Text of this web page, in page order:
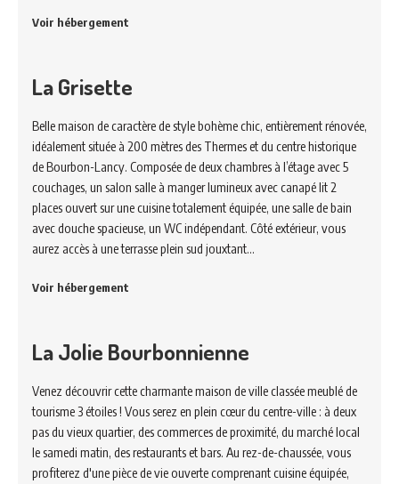
Voir hébergement
La Grisette
Belle maison de caractère de style bohème chic, entièrement rénovée,
idéalement située à 200 mètres des Thermes et du centre historique
de Bourbon-Lancy. Composée de deux chambres à l’étage avec 5
couchages, un salon salle à manger lumineux avec canapé lit 2
places ouvert sur une cuisine totalement équipée, une salle de bain
avec douche spacieuse, un WC indépendant. Côté extérieur, vous
aurez accès à une terrasse plein sud jouxtant…
Voir hébergement
La Jolie Bourbonnienne
Venez découvrir cette charmante maison de ville classée meublé de
tourisme 3 étoiles ! Vous serez en plein cœur du centre-ville : à deux
pas du vieux quartier, des commerces de proximité, du marché local
le samedi matin, des restaurants et bars. Au rez-de-chaussée, vous
profiterez d'une pièce de vie ouverte comprenant cuisine équipée,